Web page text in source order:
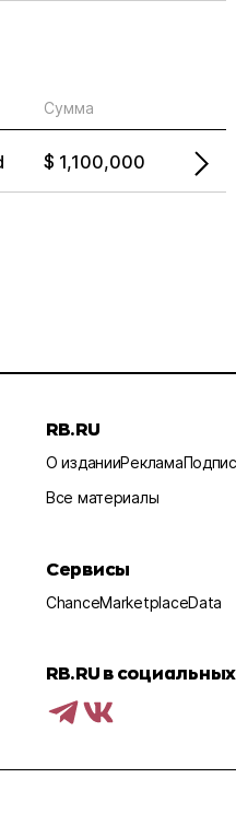
Сумма
$ 1,100,000
RB.RU
О изданииРеклама
Все материалы
Сервисы
ChanceMarketplaceData
RB.RU в